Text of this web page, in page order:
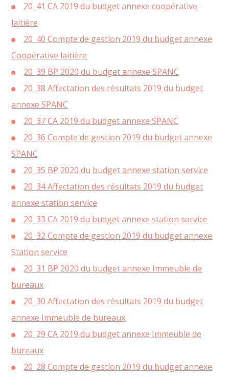
20_41 CA 2019 du budget annexe coopérative
laitière
20_40 Compte de gestion 2019 du budget annexe
Coopérative laitière
20_39 BP 2020 du budget annexe SPANC
20_38 Affectation des résultats 2019 du budget
annexe SPANC
20_37 CA 2019 du budget annexe SPANC
20_36 Compte de gestion 2019 du budget annexe
SPANC
20_35 BP 2020 du budget annexe station service
20_34 Affectation des résultats 2019 du budget
annexe station service
20_33 CA 2019 du budget annexe station service
20_32 Compte de gestion 2019 du budget annexe
Station service
20_31 BP 2020 du budget annexe Immeuble de
bureaux
20_30 Affectation des résultats 2019 du budget
annexe Immeuble de bureaux
20_29 CA 2019 du budget annexe Immeuble de
bureaux
20_28 Compte de gestion 2019 du budget annexe